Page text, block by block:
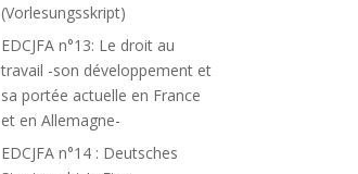
(Vorlesungsskript)
EDCJFA n°13: Le droit au
travail -son développement et
sa portée actuelle en France
et en Allemagne-
EDCJFA n°14 : Deutsches